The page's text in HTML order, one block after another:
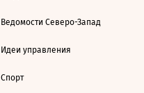
Ведомости Северо-Запад
Идеи управления
Спорт